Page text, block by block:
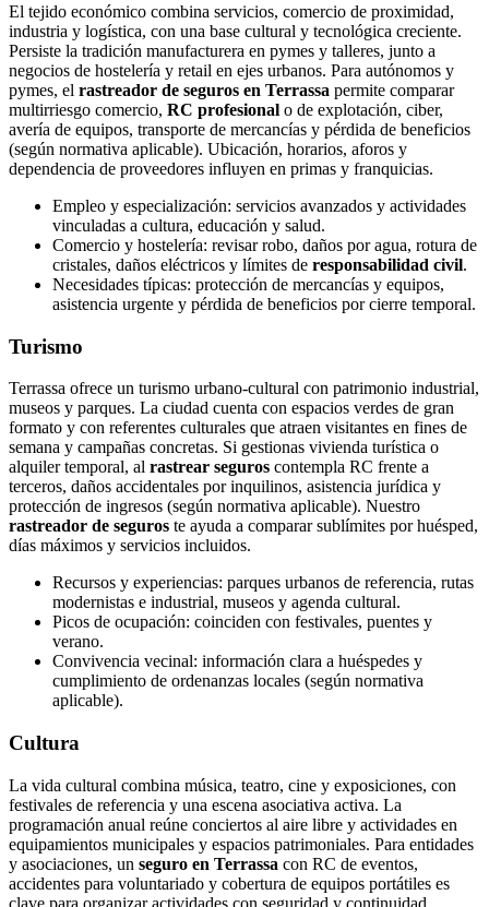
El tejido económico combina servicios, comercio de proximidad,
industria y logística, con una base cultural y tecnológica creciente.
Persiste la tradición manufacturera en pymes y talleres, junto a
negocios de hostelería y retail en ejes urbanos. Para autónomos y
pymes, el rastreador de seguros en Terrassa permite comparar
multirriesgo comercio, RC profesional o de explotación, ciber,
avería de equipos, transporte de mercancías y pérdida de beneficios
(según normativa aplicable). Ubicación, horarios, aforos y
dependencia de proveedores influyen en primas y franquicias.
Empleo y especialización: servicios avanzados y actividades
vinculadas a cultura, educación y salud.
Comercio y hostelería: revisar robo, daños por agua, rotura de
cristales, daños eléctricos y límites de responsabilidad civil.
Necesidades típicas: protección de mercancías y equipos,
asistencia urgente y pérdida de beneficios por cierre temporal.
Turismo
Terrassa ofrece un turismo urbano-cultural con patrimonio industrial,
museos y parques. La ciudad cuenta con espacios verdes de gran
formato y con referentes culturales que atraen visitantes en fines de
semana y campañas concretas. Si gestionas vivienda turística o
alquiler temporal, al rastrear seguros contempla RC frente a
terceros, daños accidentales por inquilinos, asistencia jurídica y
protección de ingresos (según normativa aplicable). Nuestro
rastreador de seguros te ayuda a comparar sublímites por huésped,
días máximos y servicios incluidos.
Recursos y experiencias: parques urbanos de referencia, rutas
modernistas e industrial, museos y agenda cultural.
Picos de ocupación: coinciden con festivales, puentes y
verano.
Convivencia vecinal: información clara a huéspedes y
cumplimiento de ordenanzas locales (según normativa
aplicable).
Cultura
La vida cultural combina música, teatro, cine y exposiciones, con
festivales de referencia y una escena asociativa activa. La
programación anual reúne conciertos al aire libre y actividades en
equipamientos municipales y espacios patrimoniales. Para entidades
y asociaciones, un seguro en Terrassa con RC de eventos,
accidentes para voluntariado y cobertura de equipos portátiles es
clave para organizar actividades con seguridad y continuidad.